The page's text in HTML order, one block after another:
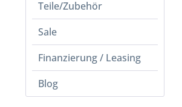
Teile/Zubehör
Sale
Finanzierung / Leasing
Blog